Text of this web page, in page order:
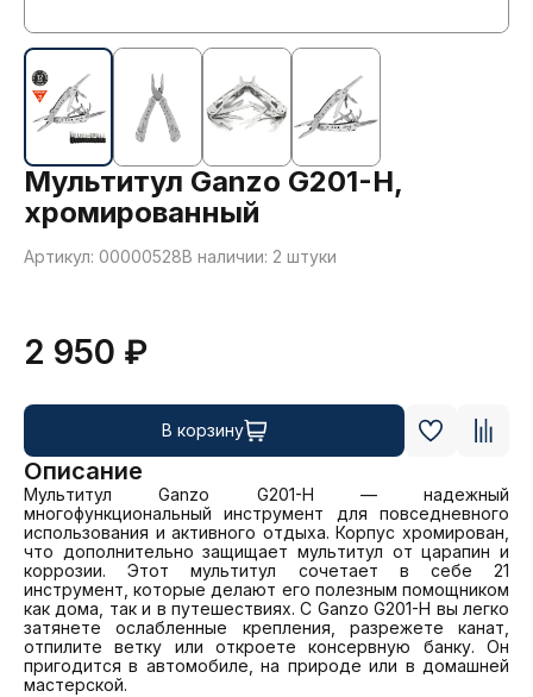
Мультитул Ganzo G201-H,
хромированный
Артикул: 00000528В наличии: 2 штуки
2 950 ₽
В корзину
Описание
Мультитул Ganzo G201-H — надежный
многофункциональный инструмент для повседневного
использования и активного отдыха. Корпус хромирован,
что дополнительно защищает мультитул от царапин и
коррозии. Этот мультитул сочетает в себе 21
инструмент, которые делают его полезным помощником
как дома, так и в путешествиях. С Ganzo G201-H вы легко
затянете ослабленные крепления, разрежете канат,
отпилите ветку или откроете консервную банку. Он
пригодится в автомобиле, на природе или в домашней
мастерской.